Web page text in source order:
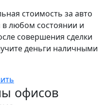
стоимость за авто
любом состоянии и
совершения сделки
деньги наличными
офисов